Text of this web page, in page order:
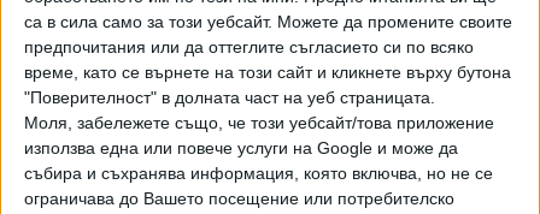
са в сила само за този уебсайт. Можете да промените своите
предпочитания или да оттеглите съгласието си по всяко
време, като се върнете на този сайт и кликнете върху бутона
"Поверителност" в долната част на уеб страницата.
Моля, забележете също, че този уебсайт/това приложение
използва една или повече услуги на Google и може да
събира и съхранява информация, която включва, но не се
ограничава до Вашето посещение или потребителско
Евакуацията с влак е невъзможна, затова местните
власти решиха да извозват хората с автобуси. "Който
може да се добере до Краматорск, ще бъде евакуиран",
каза кметът.
Руският президент Путин ще съсредоточи атаките на